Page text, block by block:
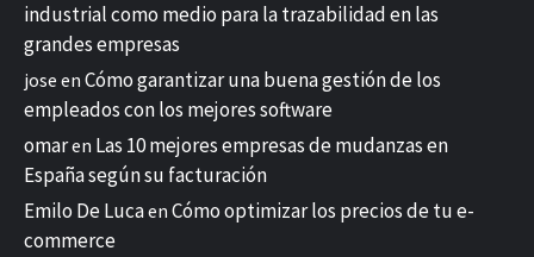
industrial como medio para la trazabilidad en las
grandes empresas
jose en Cómo garantizar una buena gestión de los
empleados con los mejores software
omaren Las 10 mejores empresas de mudanzas en
España según su facturación
Emilo De Lucaen Cómo optimizar los precios de tu e-
commerce